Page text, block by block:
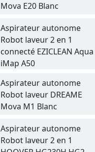
Mova E20 Blanc
Aspirateur autonome
Robot laveur 2 en 1
connecté EZICLEAN Aqua
iMap A50
Aspirateur autonome
Robot laveur DREAME
Mova M1 Blanc
Aspirateur autonome
Robot laveur 2 en 1